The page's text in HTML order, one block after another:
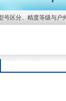
号区分、精度等级与户